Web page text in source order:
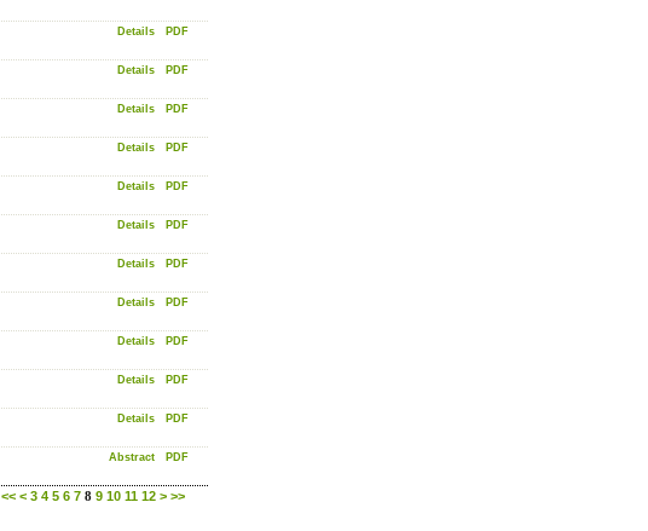
Details PDF
Details PDF
Details PDF
Details PDF
Details PDF
Details PDF
Details PDF
Details PDF
Details PDF
Details PDF
Details PDF
Abstract PDF
<< < 3 4 5 6 7 8 9 10 11 12 > >>